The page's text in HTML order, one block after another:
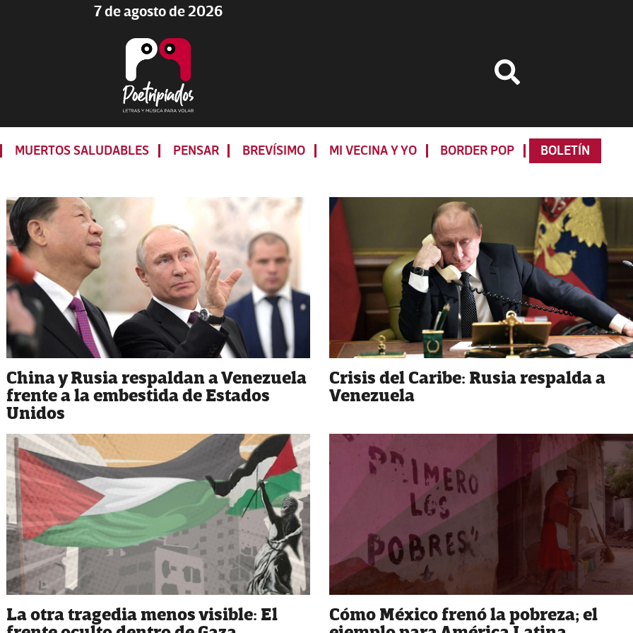
7 de agosto de 2026
LETRAS
Y
PARA
VOLAR
MUERTOS SALUDABLES PENSAR BREVÍSIMO MI VECINA Y YO BORDER POP BOLETÍN
China y Rusia respaldan a Venezuela
frente a la embestida de Estados
Unidos
Crisis del Caribe: Rusia respalda a
Venezuela
La otra tragedia menos visible: El
Cómo México frenó la pobreza; el